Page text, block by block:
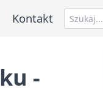
Kontakt
-